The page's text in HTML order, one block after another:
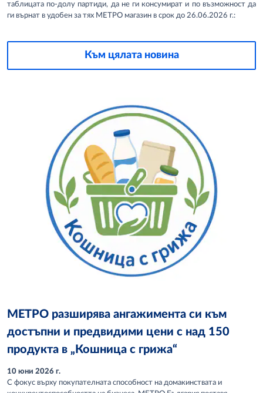
таблицата по-долу партиди, да не ги консумират и по възможност да
ги върнат в удобен за тях МЕТРО магазин в срок до 26.06.2026 г.:
Към цялата новина
МЕТРО разширява ангажимента си към
достъпни и предвидими цени с над 150
продукта в „Кошница с грижа“
10 юни 2026 г.
С фокус върху покупателната способност на домакинствата и